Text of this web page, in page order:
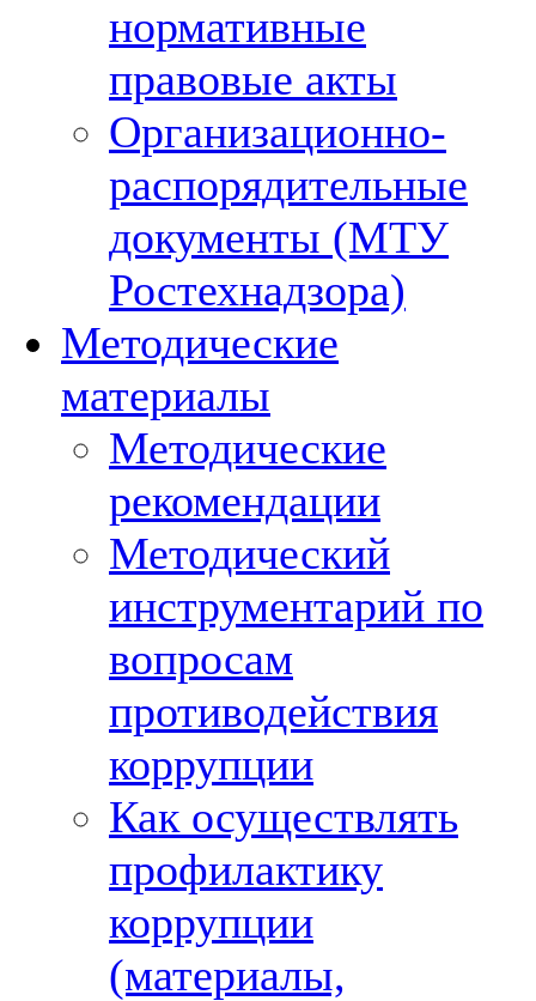
нормативные
правовые акты
Организационно-
распорядительные
документы (МТУ
Ростехнадзора)
Методические
материалы
Методические
рекомендации
Методический
инструментарий по
вопросам
противодействия
коррупции
Как осуществлять
профилактику
коррупции
(материалы,